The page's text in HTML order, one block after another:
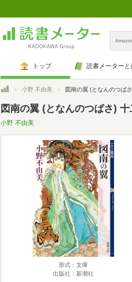
トップ 読書メーターと
トップ小野 不由美 図南の翼 (となんのつばさ) 十二国
図南の翼 (となんのつばさ)
小野 不由美
形式：文庫
出版社：新潮社